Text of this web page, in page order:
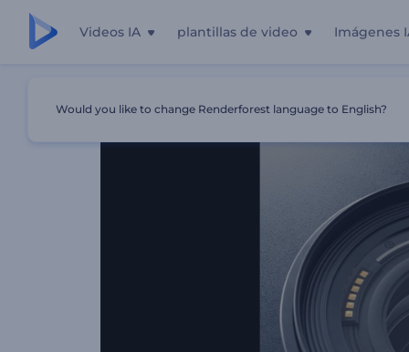
Videos IA plantillas de video Imágenes
Would you like to change Renderforest language to English?